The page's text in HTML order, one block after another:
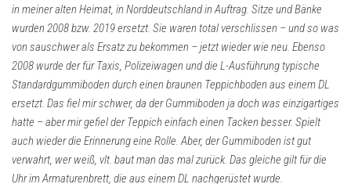
in meiner alten Heimat, in Norddeutschland in Auftrag. Sitze und Bänke
wurden 2008 bzw. 2019 ersetzt. Sie waren total verschlissen – und so was
von sauschwer als Ersatz zu bekommen – jetzt wieder wie neu. Ebenso
2008 wurde der für Taxis, Polizeiwagen und die L-Ausführung typische
Standardgummiboden durch einen braunen Teppichboden aus einem DL
ersetzt. Das fiel mir schwer, da der Gummiboden ja doch was einzigartiges
hatte – aber mir gefiel der Teppich einfach einen Tacken besser. Spielt
auch wieder die Erinnerung eine Rolle. Aber, der Gummiboden ist gut
verwahrt, wer weiß, vlt. baut man das mal zurück. Das gleiche gilt für die
Uhr im Armaturenbrett, die aus einem DL nachgerüstet wurde.